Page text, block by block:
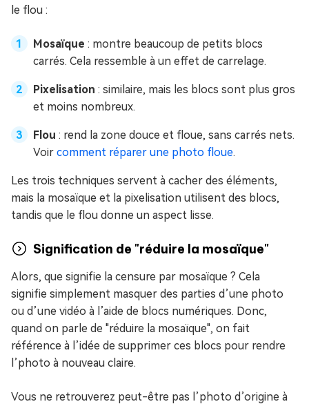
le flou :
Mosaïque : montre beaucoup de petits blocs
carrés. Cela ressemble à un effet de carrelage.
Pixelisation : similaire, mais les blocs sont plus gros
et moins nombreux.
Flou : rend la zone douce et floue, sans carrés nets.
Voir comment réparer une photo floue.
Les trois techniques servent à cacher des éléments,
mais la mosaïque et la pixelisation utilisent des blocs,
tandis que le flou donne un aspect lisse.
Signification de "réduire la mosaïque"
Alors, que signifie la censure par mosaïque ? Cela
signifie simplement masquer des parties d’une photo
ou d’une vidéo à l’aide de blocs numériques. Donc,
quand on parle de "réduire la mosaïque", on fait
référence à l’idée de supprimer ces blocs pour rendre
l’photo à nouveau claire.
Vous ne retrouverez peut-être pas l’photo d’origine à